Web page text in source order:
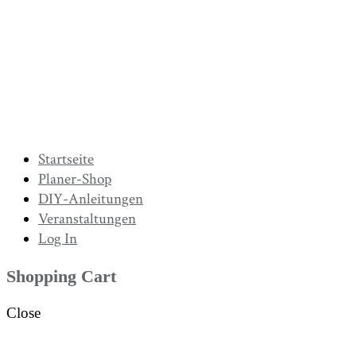
Startseite
Planer-Shop
DIY-Anleitungen
Veranstaltungen
Log In
Shopping Cart
Close